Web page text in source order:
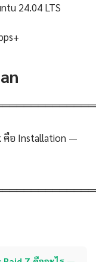
24.04 LTS
คือ Installation —